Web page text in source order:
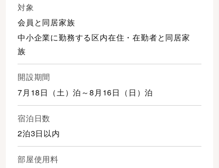
対象
会員と同居家族
中小企業に勤務する区内在住・在勤者と同居家
族
開設期間
7月18日（土）泊～8月16日（日）泊
宿泊日数
2泊3日以内
部屋使用料